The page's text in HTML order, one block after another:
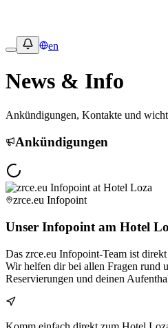
en
News & Info
Ankündigungen, Kontakte und
Ankündigungen
zrce.eu Infopoint
Unser Infopoint am Hotel
Das zrce.eu Infopoint-Team ist
Wir helfen dir bei allen Fragen rund
Reservierungen und deinen